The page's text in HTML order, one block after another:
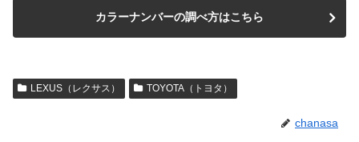
カラーナンバーの調べ方はこちら
LEXUS（レクサス） TOYOTA（トヨタ）
chanasa